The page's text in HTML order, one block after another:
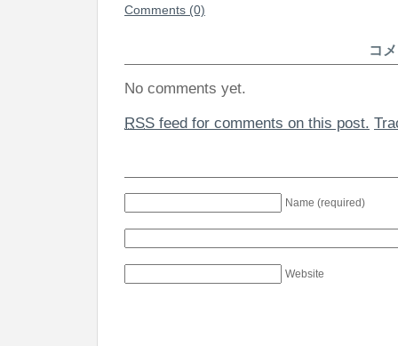
Comments (0)
コ
No comments yet.
RSS feed for comments on this post.
Name (required)
Website